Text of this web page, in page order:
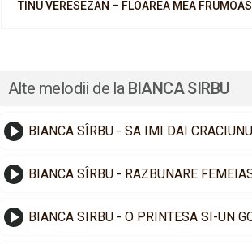
TINU VERESEZAN – FLOAREA MEA
Alte melodii de la BIANCA SIRBU
BIANCA SÎRBU - SA IMI DAI
BIANCA SÎRBU - RAZBUNARE
BIANCA SIRBU - O PRINTESA SI-UN